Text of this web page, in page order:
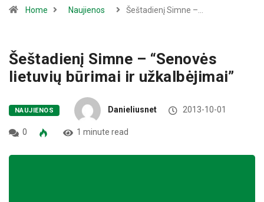
Home Naujienos Šeštadienį Simne –…
Šeštadienį Simne – “Senovės
lietuvių būrimai ir užkalbėjimai”
NAUJIENOS Danieliusnet 2013-10-01
0 1 minute read